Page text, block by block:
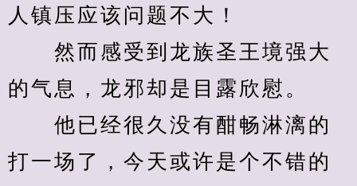
人镇压应该问题不大！
然而感受到龙族圣王境强大
的气息，龙邪却是目露欣慰。
他已经很久没有酣畅淋漓的
打一场了，今天或许是个不错的